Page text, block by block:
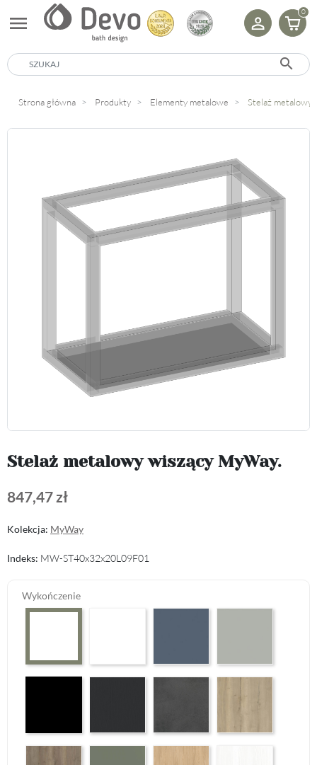
menu 0
search
Strona główna Produkty Elementy metalowe Stelaż metalowy
Stelaż metalowy wiszący MyWay.
847,47 zł
Kolekcja: MyWay
Indeks: MW-ST40x32x20L09F01
Wykończenie